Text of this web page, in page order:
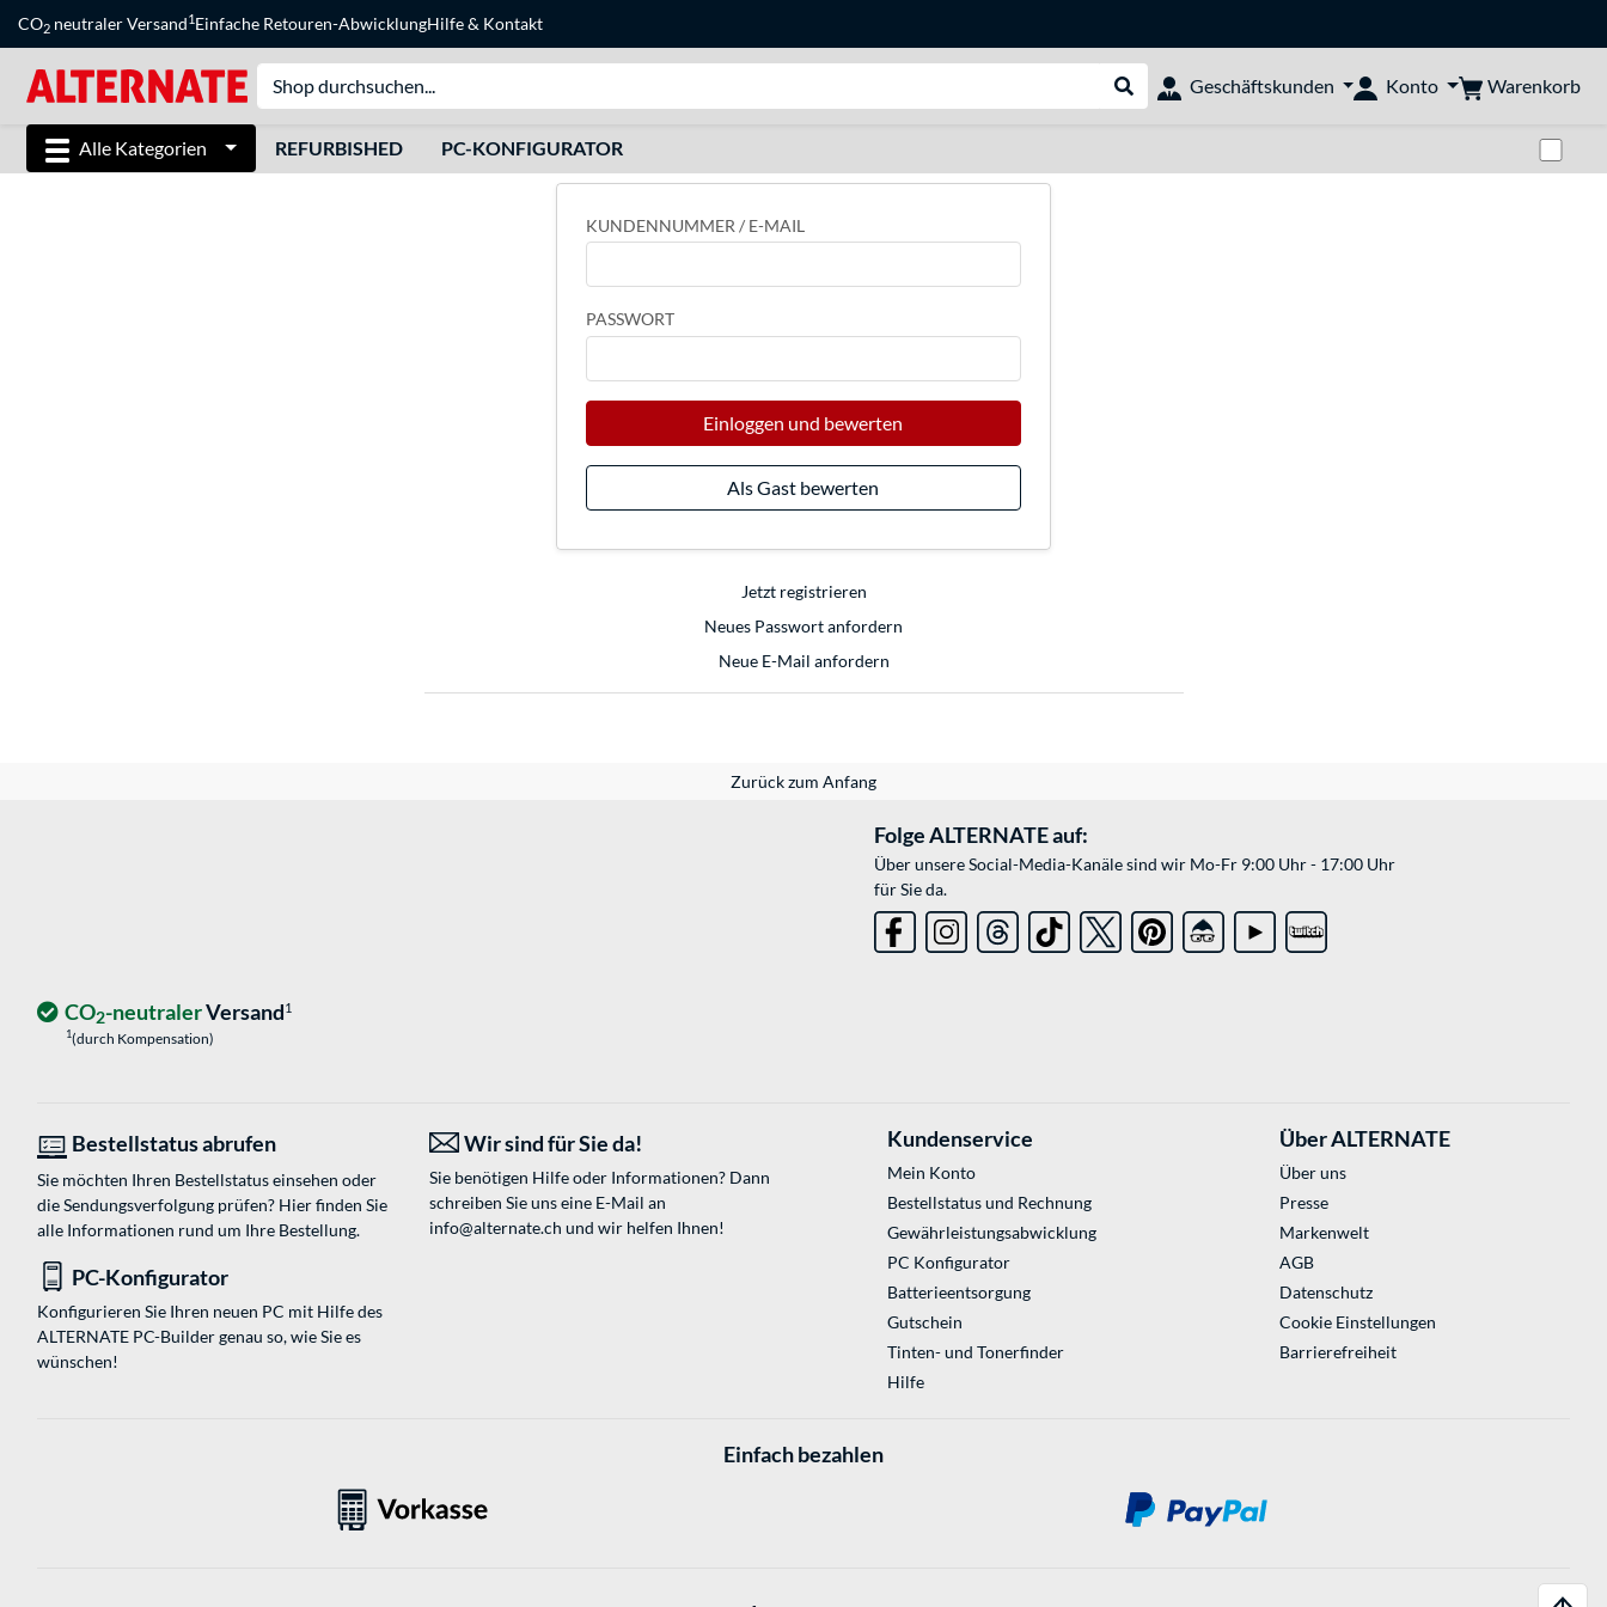
CO2 neutraler Versand1Einfache Retouren-AbwicklungHilfe& Kontakt
Suche durchführen
Geschäftskunden Konto Warenkorb
Alle Kategorien REFURBISHED PC-KONFIGURATOR
KUNDENNUMMER / E-MAIL
PASSWORT
Einloggen und bewerten
Als Gast bewerten
Jetzt registrieren
Neues Passwort anfordern
Neue E-Mail anfordern
Zurück zum Anfang
Folge ALTERNATE auf:
Über unsere Social-Media-Kanäle sind wir Mo-Fr 9:00 Uhr - 17:00 Uhr
für Sie da.
CO2-neutralerVersand1
1(durch Kompensation)
Bestellstatus abrufen
Sie möchten Ihren Bestellstatus einsehen oder
die Sendungsverfolgung prüfen? Hier finden Sie
alle Informationen rund um Ihre Bestellung.
Wir sind für Sie da!
Sie benötigen Hilfe oder Informationen? Dann
schreiben Sie uns eine E-Mail an
info@alternate.ch und wir helfen Ihnen!
PC-Konfigurator
Konfigurieren Sie Ihren neuen PC mit Hilfe des
ALTERNATE PC-Builder genau so, wie Sie es
wünschen!
Kundenservice
Mein Konto
Bestellstatus und Rechnung
Gewährleistungsabwicklung
PC Konfigurator
Batterieentsorgung
Gutschein
Tinten- und Tonerfinder
Hilfe
Über ALTERNATE
Über uns
Presse
Markenwelt
AGB
Datenschutz
Cookie Einstellungen
Barrierefreiheit
Einfach bezahlen